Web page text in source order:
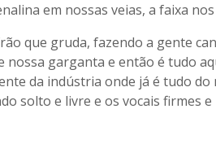
em nossas veias, a faixa
que gruda, fazendo a gente
nossa garganta e então é tudo
da indústria onde já é tudo
solto e livre e os vocais firmes